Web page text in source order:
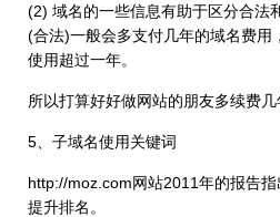
(2) 域名的一些信息有助于区分合法
(合法)一般会多支付几年的域名费用
使用超过一年。
所以打算好好做网站的朋友多续费几
5、子域名使用关键词
http://moz.com网站2011年的报告
提升排名。